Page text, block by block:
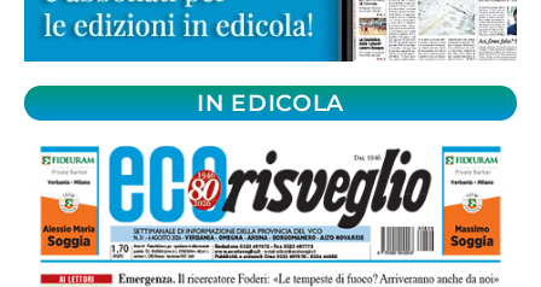
IN EDICOLA